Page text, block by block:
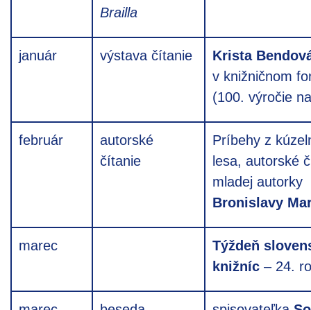
Brailla
január výstava čítanie
Krista
v knižničnom
(100. výročie
február
autorské
čítanie
Príbehy z
lesa, autorské
mladej autorky
Bronislavy
marec
Týždeň
knižníc – 24.